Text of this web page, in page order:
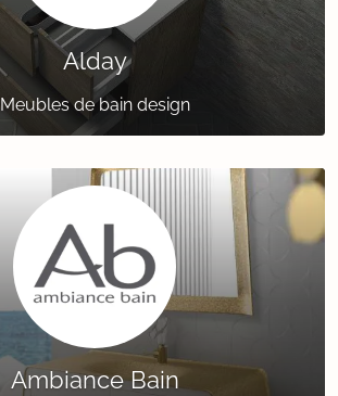
Alday
Meubles de bain design
Ambiance Bain